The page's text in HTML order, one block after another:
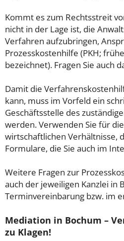
Kommt es zum Rechtsstreit
nicht in der Lage ist, die
Verfahren aufzubringen,
Prozesskostenhilfe (PKH;
bezeichnet). Fragen Sie auch
Damit die
kann, muss im Vorfeld ein
Geschäftsstelle des
werden. Verwenden Sie für
wirtschaftlichen Verhältnisse,
Formulare, die Sie auch im
Weitere Fragen zur
auch der jeweiligen Kanzlei in
Terminvereinbarung bzw. im
Mediation in Bochum –
zu Klagen!